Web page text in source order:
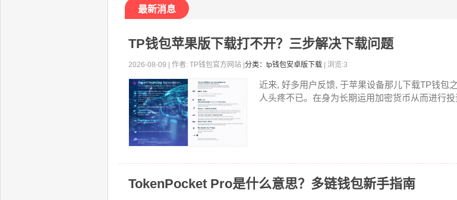
最新消息
TP钱包苹果版下载打不开？三步解决下载问题
2026-08-09 | 作者: TP钱包官方网站 | 分类：tp钱包安卓版下载 | 浏览:3
近来, 好多用户反馈, 于苹果设备那儿下载TP钱包
人头疼不已。在身为长期运用加密货币从而进行
TokenPocket Pro是什么意思？多链钱包新手指南